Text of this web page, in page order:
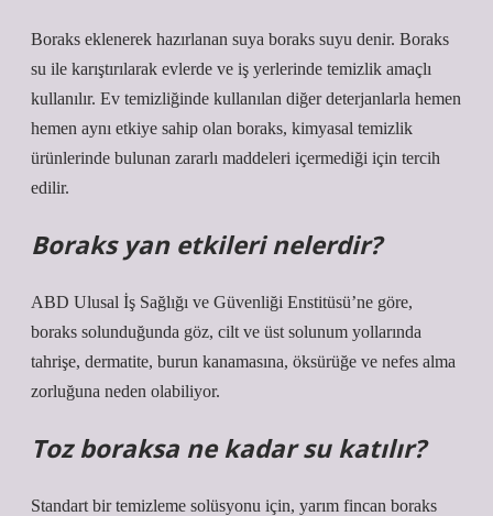
Boraks eklenerek hazırlanan suya boraks suyu denir. Boraks
su ile karıştırılarak evlerde ve iş yerlerinde temizlik amaçlı
kullanılır. Ev temizliğinde kullanılan diğer deterjanlarla hemen
hemen aynı etkiye sahip olan boraks, kimyasal temizlik
ürünlerinde bulunan zararlı maddeleri içermediği için tercih
edilir.
Boraks yan etkileri nelerdir?
ABD Ulusal İş Sağlığı ve Güvenliği Enstitüsü’ne göre,
boraks solunduğunda göz, cilt ve üst solunum yollarında
tahrişe, dermatite, burun kanamasına, öksürüğe ve nefes alma
zorluğuna neden olabiliyor.
Toz boraksa ne kadar su katılır?
Standart bir temizleme solüsyonu için, yarım fincan boraks